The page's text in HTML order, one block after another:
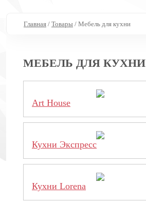
Главная / Товары / Мебель для кухни
МЕБЕЛЬ ДЛЯ КУХНИ
Art House
Кухни Экспресс
Кухни Lorena